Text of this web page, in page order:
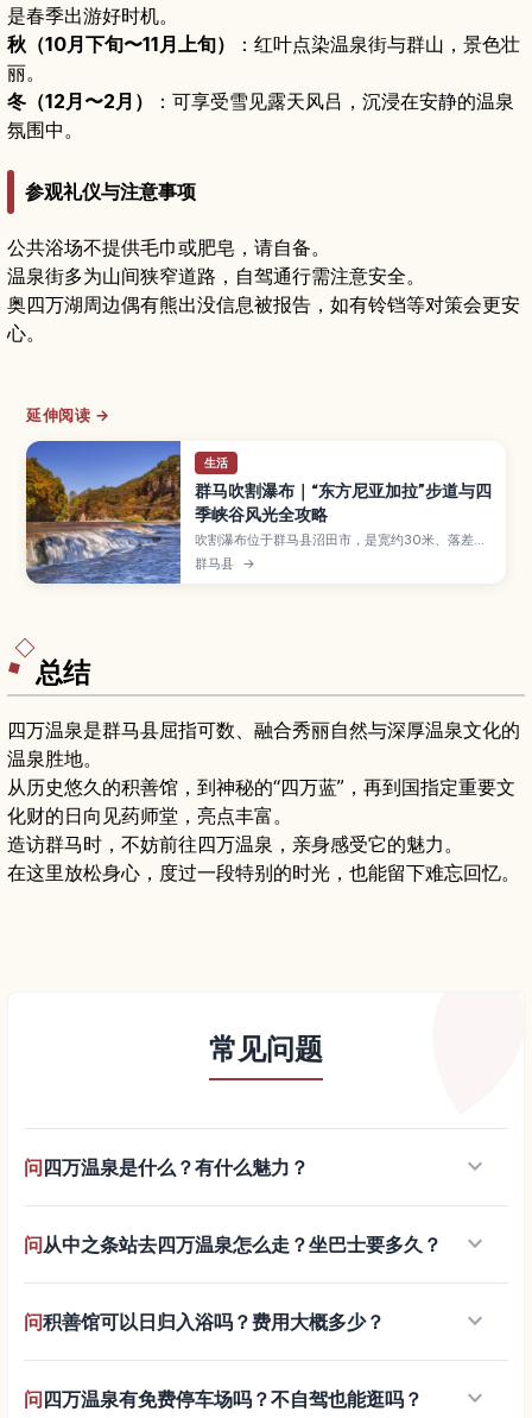
是春季出游好时机。
秋（10月下旬〜11月上旬）
：红叶点染温泉街与群山，景色壮
丽。
冬（12月〜2月）
：可享受雪见露天风吕，沉浸在安静的温泉
氛围中。
参观礼仪与注意事项
公共浴场不提供毛巾或肥皂，请自备。
温泉街多为山间狭窄道路，自驾通行需注意安全。
奥四万湖周边偶有熊出没信息被报告，如有铃铛等对策会更安
心。
延伸阅读 →
生活
群马吹割瀑布｜“东方尼亚加拉”步道与四
季峡谷风光全攻略
吹割瀑布位于群马县沼田市，是宽约30米、落差约
7米的壮观瀑布，被誉为“东方的尼亚加拉”，并被指
定为天然纪念物与名胜。本文将介绍沿溪谷设置的
群马县 →
总结
四万温泉是群马县屈指可数、融合秀丽自然与深厚温泉文化的
温泉胜地。
从历史悠久的积善馆，到神秘的“四万蓝”，再到国指定重要文
化财的日向见药师堂，亮点丰富。
造访群马时，不妨前往四万温泉，亲身感受它的魅力。
在这里放松身心，度过一段特别的时光，也能留下难忘回忆。
常见问题
问四万温泉是什么？有什么魅力？ keyboard_arrow_down
问从中之条站去四万温泉怎么走？坐巴士要多久？ keyboard_arrow_down
问积善馆可以日归入浴吗？费用大概多少？ keyboard_arrow_down
问四万温泉有免费停车场吗？不自驾也能逛吗？ keyboard_arrow_down